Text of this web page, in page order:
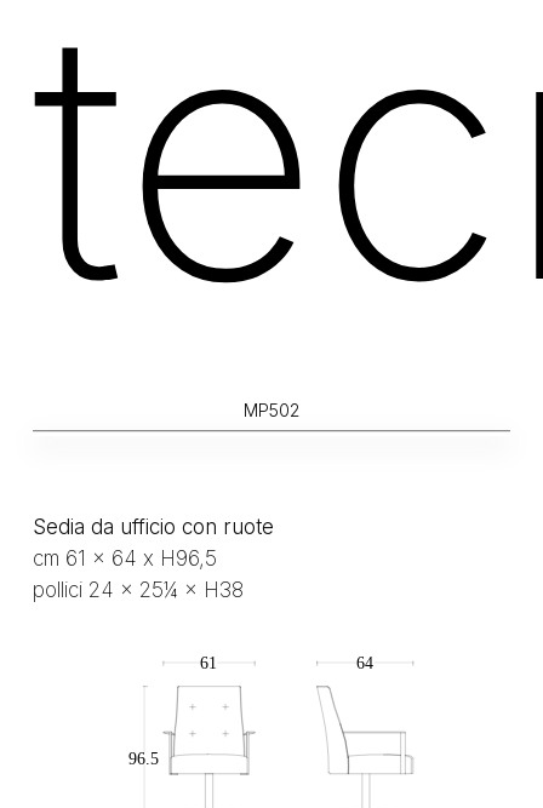
MP502
Sedia da ufficio con ruote
cm 61 x 64 x H96,5
pollici 24 × 25¼ × H38